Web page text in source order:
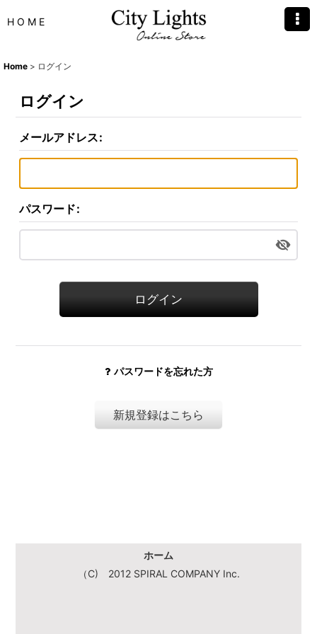
H O M E
Home > ログイン
ログイン
メールアドレス:
パスワード:
ログイン
パスワードを忘れた方
新規登録はこちら
ホーム
（C) 2012 SPIRAL COMPANY Inc.